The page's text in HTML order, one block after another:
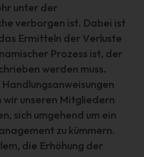
unter der
verborgen ist. Dabei ist
Ermitteln der Verluste
Prozess ist, der
werden muss.
unseren Mitgliedern
sich umgehend um ein
zu kümmern.
die Erhöhung der
oder andere Stelle außer der
und den Personen, die unter der
des Verantwortlichen oder
befugt sind, die
Daten zu verarbeiten.
von der betroffenen Person freiwillig
Fall in informierter Weise und
abgegebene Willensbekundung in
oder einer sonstigen eindeutigen
mit der die betroffene Person zu
sie mit der Verarbeitung der sie